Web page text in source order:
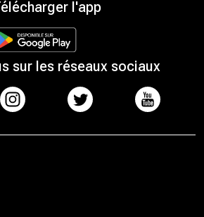
l'app
sur les réseaux sociaux